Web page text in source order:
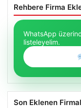
Rehbere Firma
WhatsApp
listeleyelim.
Son Eklenen